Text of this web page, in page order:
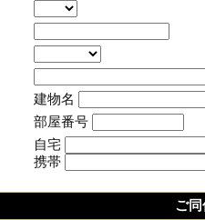
建物名
部屋番号
自宅
携帯
ご